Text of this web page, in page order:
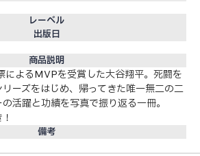
レーベル
出版日
商品説明
によるMVPを受賞した大谷翔平。死闘を
ーズをはじめ、帰ってきた唯一無二の二
活躍と功績を写真で振り返る一冊。
備考